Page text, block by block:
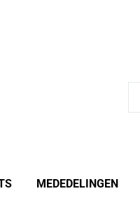
MEDEDELINGEN